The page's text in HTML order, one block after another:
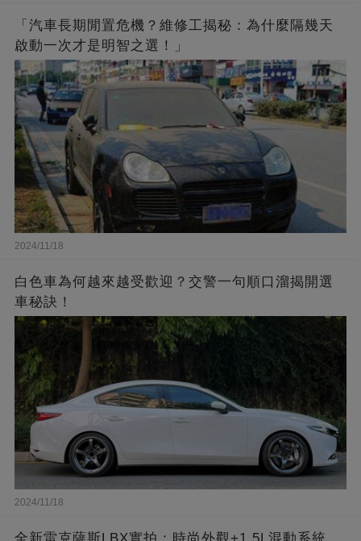
「汽車長期閒置危機？維修工揭秘：為什麼隔幾天
啟動一次才是明智之選！」
2024/11/18
白色車為何越來越受歡迎？交警一句順口溜揭開選
車秘訣！
2024/11/18